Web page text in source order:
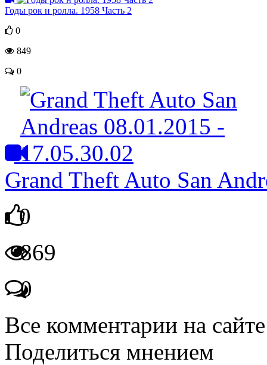
Годы рок н ролла. 1958 Часть 2
0
849
0
Grand Theft Auto San
0
869
0
Все комментарии на
Поделиться мнением